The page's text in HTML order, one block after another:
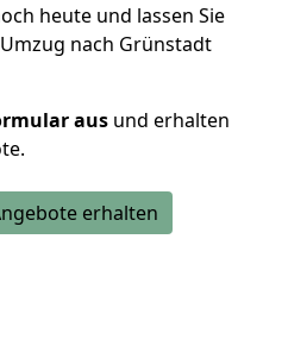
heute und lassen Sie
nach Grünstadt
aus und erhalten
erhalten